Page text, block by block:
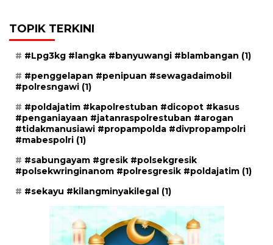
TOPIK TERKINI
#Lpg3kg #langka #banyuwangi #blambangan (1)
#penggelapan #penipuan #sewagadaimobil
#polresngawi (1)
#poldajatim #kapolrestuban #dicopot #kasus
#penganiayaan #jatanraspolrestuban #arogan
#tidakmanusiawi #propampolda #divpropampolri
#mabespolri (1)
#sabungayam #gresik #polsekgresik
#polsekwringinanom #polresgresik #poldajatim (1)
#sekayu #kilangminyakilegal (1)